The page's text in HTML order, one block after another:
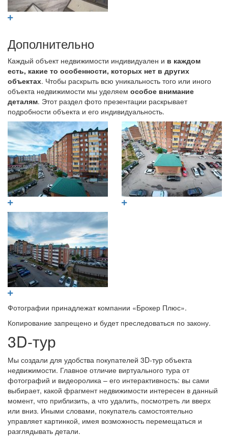
Дополнительно
Каждый объект недвижимости индивидуален и в каждом
есть, какие то особенности, которых нет в других
объектах. Чтобы раскрыть всю уникальность того или иного
объекта недвижимости мы уделяем особое внимание
деталям. Этот раздел фото презентации раскрывает
подробности объекта и его индивидуальность.
Фотографии принадлежат компании «Брокер Плюс».
Копирование запрещено и будет преследоваться по закону.
3D-тур
Мы создали для удобства покупателей 3D-тур объекта
недвижимости. Главное отличие виртуального тура от
фотографий и видеоролика – его интерактивность: вы сами
выбирает, какой фрагмент недвижимости интересен в данный
момент, что приблизить, а что удалить, посмотреть ли вверх
или вниз. Иными словами, покупатель самостоятельно
управляет картинкой, имея возможность перемещаться и
разглядывать детали.